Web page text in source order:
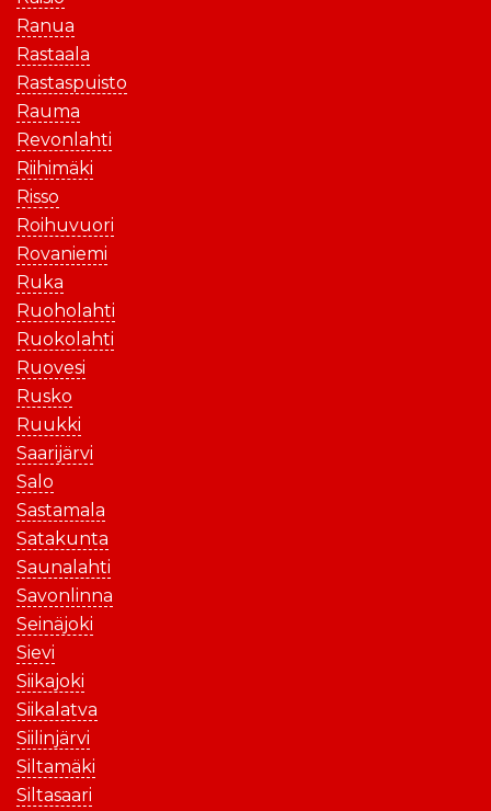
Ranua
Rastaala
Rastaspuisto
Rauma
Revonlahti
Riihimäki
Risso
Roihuvuori
Rovaniemi
Ruka
Ruoholahti
Ruokolahti
Ruovesi
Rusko
Ruukki
Saarijärvi
Salo
Sastamala
Satakunta
Saunalahti
Savonlinna
Seinäjoki
Sievi
Siikajoki
Siikalatva
Siilinjärvi
Siltamäki
Siltasaari